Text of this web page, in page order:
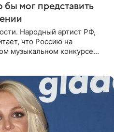
бы мог представить
Народный артист РФ,
что Россию на
музыкальном конкурсе